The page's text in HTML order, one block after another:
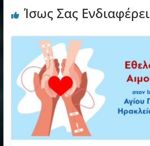
Ίσως Σας Ενδιαφέρει